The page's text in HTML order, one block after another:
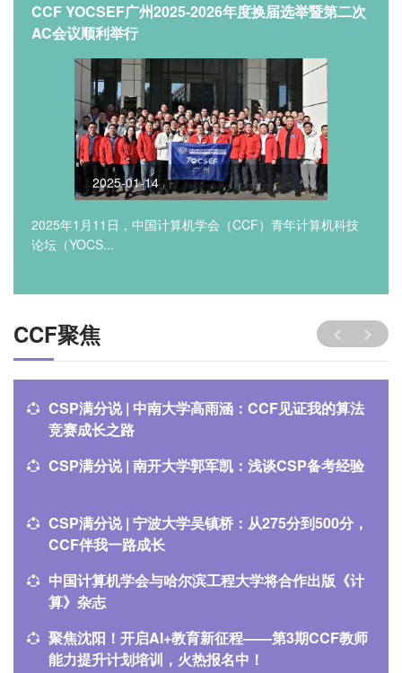
CCF YOCSEF广州2025-2026年度换届选举暨第二次
AC会议顺利举行
2025-01-14
2025年1月11日，中国计算机学会（CCF）青年计算机科技
论坛（YOCS...
CCF聚焦
CSP满分说 | 中南大学高雨涵：CCF见证我的算法
竞赛成长之路
CSP满分说 | 南开大学郭军凯：浅谈CSP备考经验
CSP满分说 | 宁波大学吴镇桥：从275分到500分，
CCF伴我一路成长
中国计算机学会与哈尔滨工程大学将合作出版《计
算》杂志
聚焦沈阳！开启AI+教育新征程——第3期CCF教师
能力提升计划培训，火热报名中！